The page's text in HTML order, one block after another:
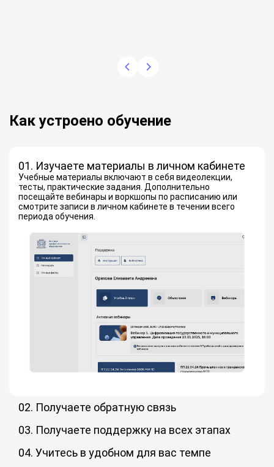
Как устроено обучение
01. Изучаете материалы в личном кабинете
Учебные материалы включают в себя видеолекции,
тесты, практические задания. Дополнительно
посещайте вебинары и воркшопы по расписанию или
смотрите записи в личном кабинете в течении всего
периода обучения.
02. Получаете обратную связь
связь по заданиям и на вебинарах. Обмениваетесь
опытом с одногруппниками в чате и становитесь частью
комьюнити.
03. Получаете поддержку на всех этапах
выпуска: помогут разобраться в личном кабинете,
сложных темах курса обучения, получить ответы и
04. Учитесь в удобном для вас темпе